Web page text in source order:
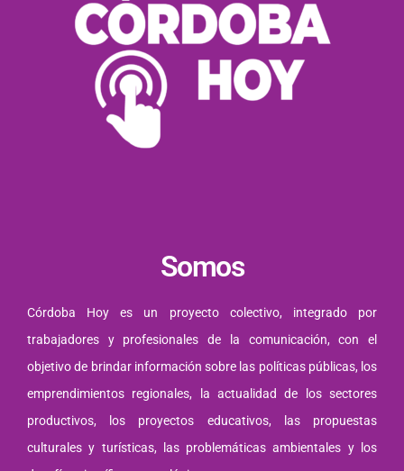
Somos
Córdoba Hoy es un proyecto colectivo, integrado por
trabajadores y profesionales de la comunicación, con el
objetivo de brindar información sobre las políticas públicas, los
emprendimientos regionales, la actualidad de los sectores
productivos, los proyectos educativos, las propuestas
culturales y turísticas, las problemáticas ambientales y los